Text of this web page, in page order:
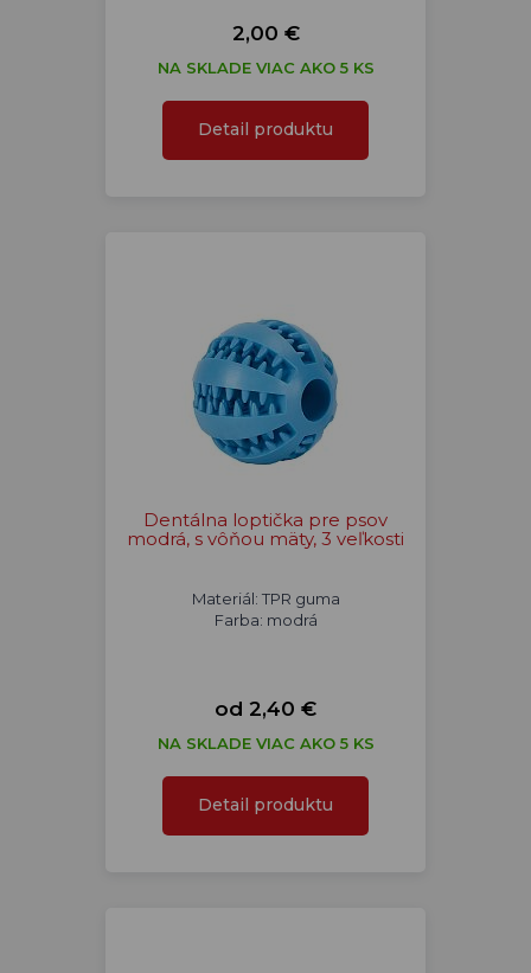
2,00 €
NA SKLADE VIAC AKO 5 KS
Detail produktu
Dentálna loptička pre psov
modrá, s vôňou mäty, 3 veľkosti
Materiál: TPR guma
Farba: modrá
od 2,40 €
NA SKLADE VIAC AKO 5 KS
Detail produktu